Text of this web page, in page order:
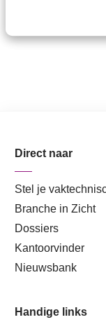
Direct naar
Stel je
Branche in Zicht
Dossiers
Kantoorvinder
Nieuwsbank
Handige links